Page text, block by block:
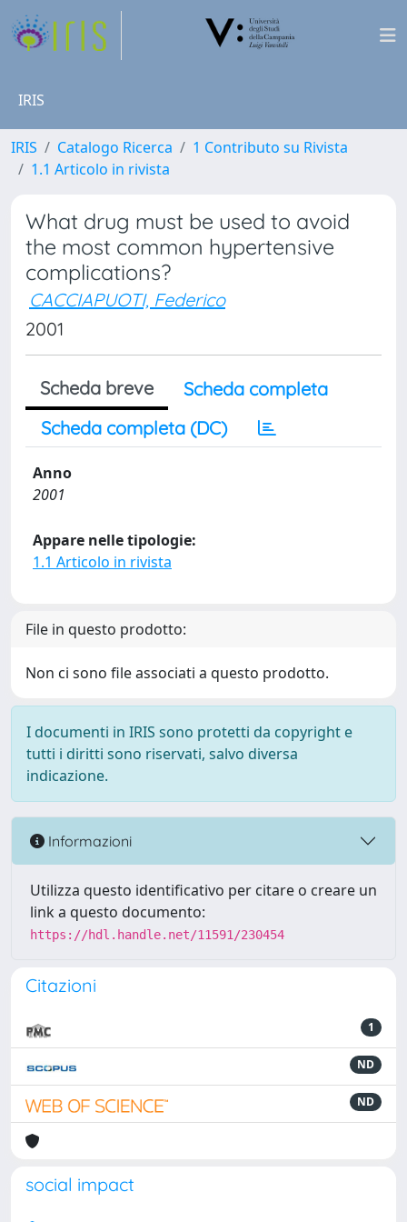
IRIS
IRIS Catalogo Ricerca
1 Contributo su Rivista
1.1 Articolo in rivista
What drug must be used to avoid
the most common hypertensive
complications?
CACCIAPUOTI, Federico
2001
Scheda breve
Scheda completa
Scheda completa (DC)
Anno
2001
Appare nelle tipologie:
1.1 Articolo in rivista
File in questo prodotto:
Non ci sono file associati a questo prodotto.
I documenti in IRIS sono protetti da copyright e
tutti i diritti sono riservati, salvo diversa
indicazione.
Informazioni
Utilizza questo identificativo per citare o creare un
link a questo documento:
https://hdl.handle.net/11591/230454
Citazioni
1
ND
ND
social impact